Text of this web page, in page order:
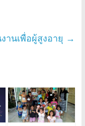
านเพื่อผู้สูงอายุ →